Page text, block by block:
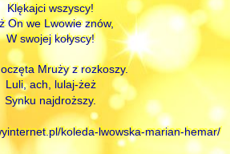
Klękajci wszyscy!
On we Lwowie znów,
W swojej kołyscy!
Mruży z rozkoszy.
Luli, ach, lulaj-żeż
Synku najdroższy.
koleda-lwowska-marian-hemar/